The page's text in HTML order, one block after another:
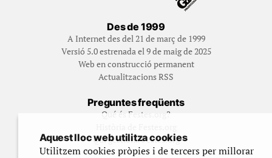
Des de 1999
A Internet des del 21 de març de 1999
Versió 5.0 estrenada el 9 de maig de 2025
Web en construcció permanent
Actualitzacions RSS
Preguntes freqüents
Qué és Festes.org?
Qui gestiona Festes.org
Aquest lloc web utilitza cookies
Utilitzem cookies pròpies i de tercers per millorar